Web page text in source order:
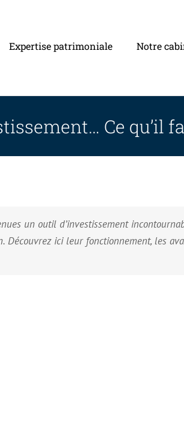
Expertise patrimoniale Notre
Ce qu’il
un outil d’investissement
ici leur fonctionnement, les